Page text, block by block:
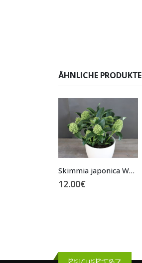
ÄHNLICHE PRODUKTE
Alpenveilchen Lila